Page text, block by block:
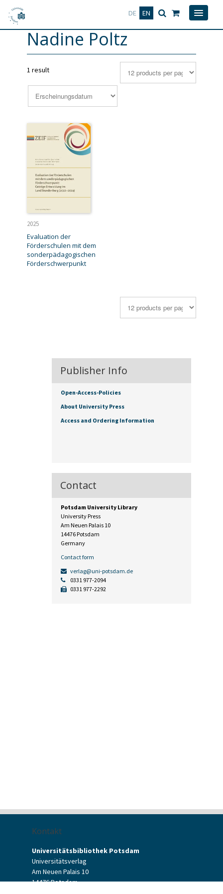
DE EN
Deutsch
Nadine Poltz
1 result
2025
Evaluation der
Förderschulen mit dem
sonderpädagogischen
Förderschwerpunkt
Publisher Info
Open-Access-Policies
About University Press
Access and Ordering Information
Contact
Potsdam University Library
University Press
Am Neuen Palais 10
14476 Potsdam
Germany
Contact form
verlag@uni-potsdam.de
0331 977-2094
0331 977-2292
Kontakt
Universitätsbibliothek Potsdam
Universitätsverlag
Am Neuen Palais 10
14476 Potsdam